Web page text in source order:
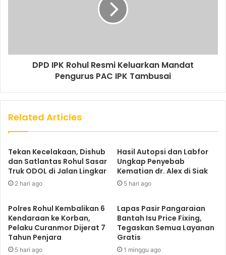
DPD IPK Rohul Resmi Keluarkan Mandat
Pengurus PAC IPK Tambusai
Related Articles
Tekan Kecelakaan, Dishub
dan Satlantas Rohul Sasar
Truk ODOL di Jalan Lingkar
2 hari ago
Hasil Autopsi dan Labfor
Ungkap Penyebab
Kematian dr. Alex di Siak
5 hari ago
Polres Rohul Kembalikan 6
Kendaraan ke Korban,
Pelaku Curanmor Dijerat 7
Tahun Penjara
5 hari ago
Lapas Pasir Pangaraian
Bantah Isu Price Fixing,
Tegaskan Semua Layanan
Gratis
1 minggu ago